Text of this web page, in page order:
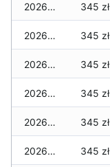
2026-01-11 345 zł
2026-01-09 345 zł
2026-01-08 345 zł
2026-01-07 345 zł
2026-01-06 345 zł
2026-01-05 345 zł